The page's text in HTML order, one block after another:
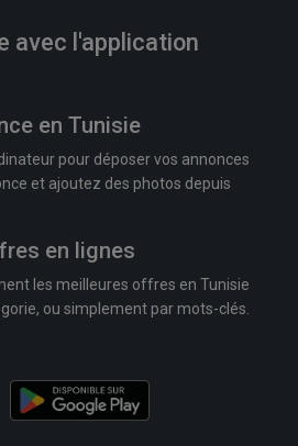
avec l'application
en Tunisie
pour déposer vos annonces
et ajoutez des photos depuis
en lignes
les meilleures offres en Tunisie
ou simplement par mots-clés.